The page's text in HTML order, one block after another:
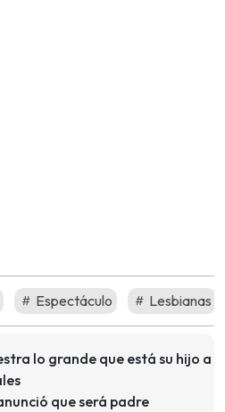
Espectáculo Lesbianas
lo grande que está su hijo a
que será padre